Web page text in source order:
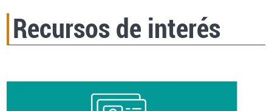
Recursos de interés